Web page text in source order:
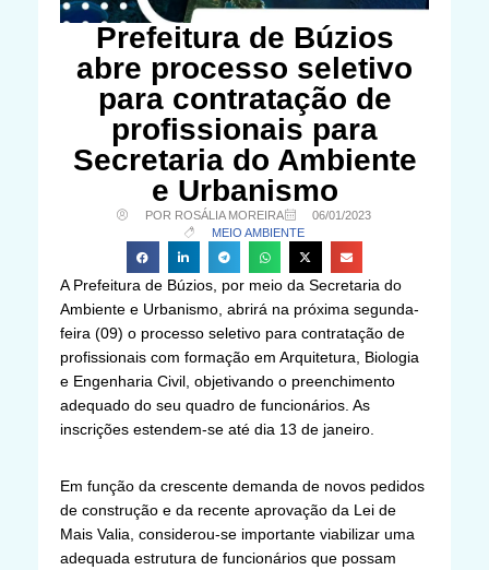
Prefeitura de Búzios
abre processo seletivo
para contratação de
profissionais para
Secretaria do Ambiente
e Urbanismo
POR ROSÁLIA MOREIRA
06/01/2023
MEIO AMBIENTE
A Prefeitura de Búzios, por meio da Secretaria do
Ambiente e Urbanismo, abrirá na próxima segunda-
feira (09) o processo seletivo para contratação de
profissionais com formação em Arquitetura, Biologia
e Engenharia Civil, objetivando o preenchimento
adequado do seu quadro de funcionários. As
inscrições estendem-se até dia 13 de janeiro.
Em função da crescente demanda de novos pedidos
de construção e da recente aprovação da Lei de
Mais Valia, considerou-se importante viabilizar uma
adequada estrutura de funcionários que possam